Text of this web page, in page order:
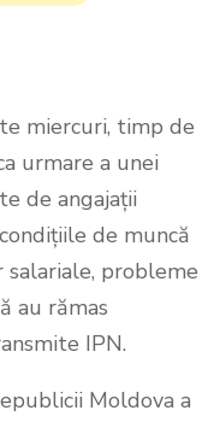
miercuri, timp de
urmare a unei
de angajații
de muncă
probleme
au rămas
IPN.
Moldova a